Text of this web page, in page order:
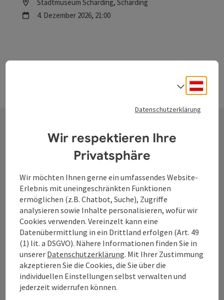
Stadtmuseum Schärding, Schärding
Nächster Termin
4. Dezember 2026, 21:00
Kontakt
Tourismusverband Donauregion
Oberösterreich
WGD Donau Oberösterreich Tourismus
GmbH
Lindengasse 9
4040 Linz
+43 732 7277 - 888
Datenschutzerklärung
Wir respektieren Ihre
Privatsphäre
Wir möchten Ihnen gerne ein umfassendes Website-
Erlebnis mit uneingeschränkten Funktionen
ermöglichen (z.B. Chatbot, Suche), Zugriffe
analysieren sowie Inhalte personalisieren, wofür wir
Cookies verwenden. Vereinzelt kann eine
Datenübermittlung in ein Drittland erfolgen (Art. 49
(1) lit. a DSGVO). Nähere Informationen finden Sie in
unserer Datenschutzerklärung. Mit Ihrer Zustimmung
akzeptieren Sie die Cookies, die Sie über die
individuellen Einstellungen selbst verwalten und
jederzeit widerrufen können.